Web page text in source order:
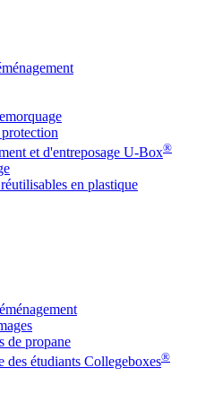
et d'entreposage U-Box®
en plastique
de propane
des étudiants Collegeboxes®